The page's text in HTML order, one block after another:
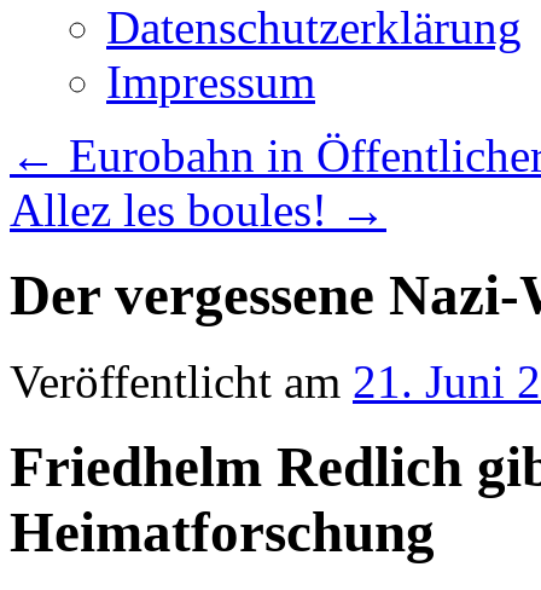
Datenschutzerklärung
Impressum
← Eurobahn in
Allez les boules! →
Der vergessene
Veröffentlicht am 21. Juni
Friedhelm Redlich
Heimatforschung